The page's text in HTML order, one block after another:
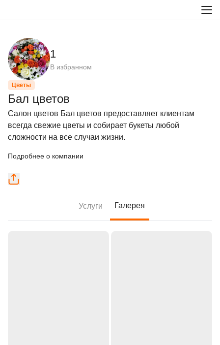
1
В избранном
Цветы
Бал цветов
Салон цветов Бал цветов предоставляет клиентам
всегда свежие цветы и собирает букеты любой
сложности на все случаи жизни.
Подробнее о компании
Услуги Галерея